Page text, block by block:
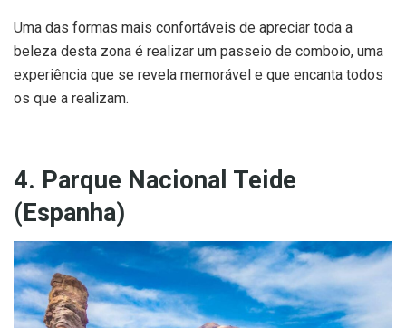
Uma das formas mais confortáveis de apreciar toda a
beleza desta zona é realizar um passeio de comboio, uma
experiência que se revela memorável e que encanta todos
os que a realizam.
4. Parque Nacional Teide
(Espanha)